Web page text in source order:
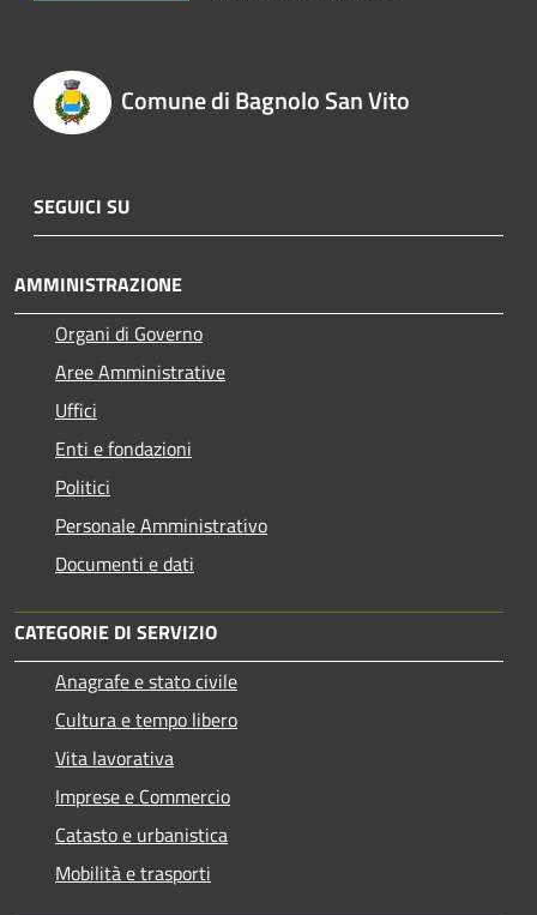
Comune di Bagnolo San Vito
SEGUICI SU
AMMINISTRAZIONE
Organi di Governo
Aree Amministrative
Uffici
Enti e fondazioni
Politici
Personale Amministrativo
Documenti e dati
CATEGORIE DI SERVIZIO
Anagrafe e stato civile
Cultura e tempo libero
Vita lavorativa
Imprese e Commercio
Catasto e urbanistica
Mobilità e trasporti